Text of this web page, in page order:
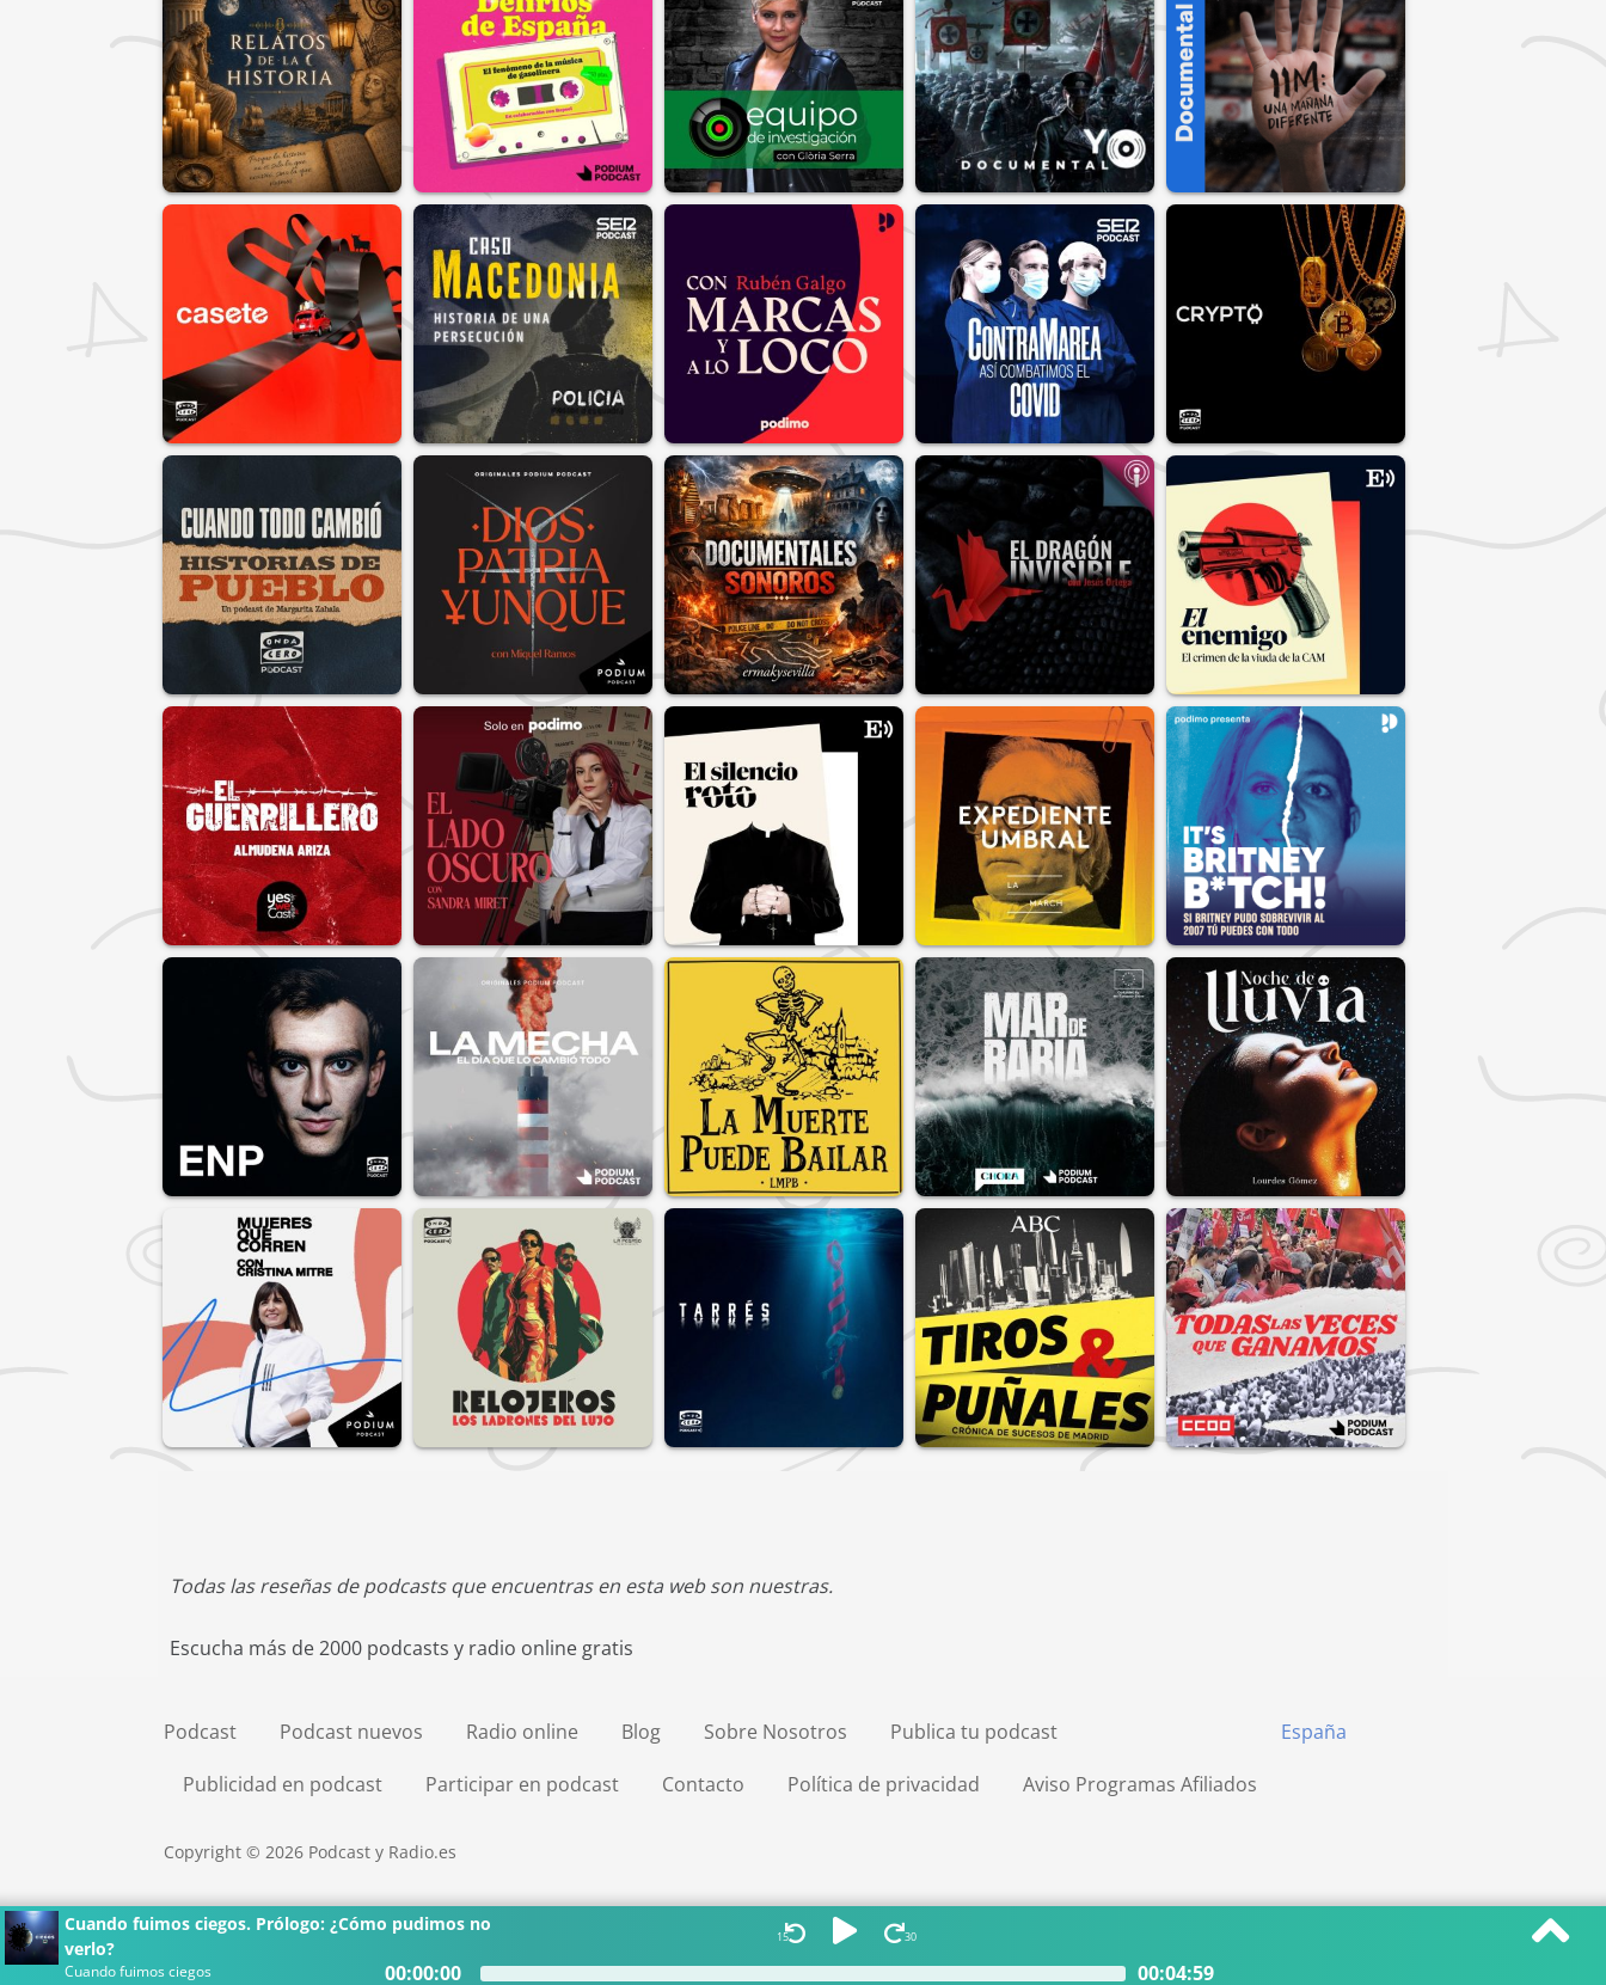
Cuando fuimos ciegos. Prólogo: ¿Cómo pudimos no
verlo?
Cuando fuimos ciegos
15 30
00:00:00 00:04:59
Todas las reseñas de podcasts que encuentras en esta web son nuestras.
Escucha más de 2000 podcasts y radio online gratis
España
Podcast Podcast nuevos Radio online Blog Sobre Nosotros
Publica tu podcast
Publicidad en podcast
Participar en podcast Contacto Política de privacidad Aviso Programas Afiliados
Copyright © 2026 Podcast y Radio.es